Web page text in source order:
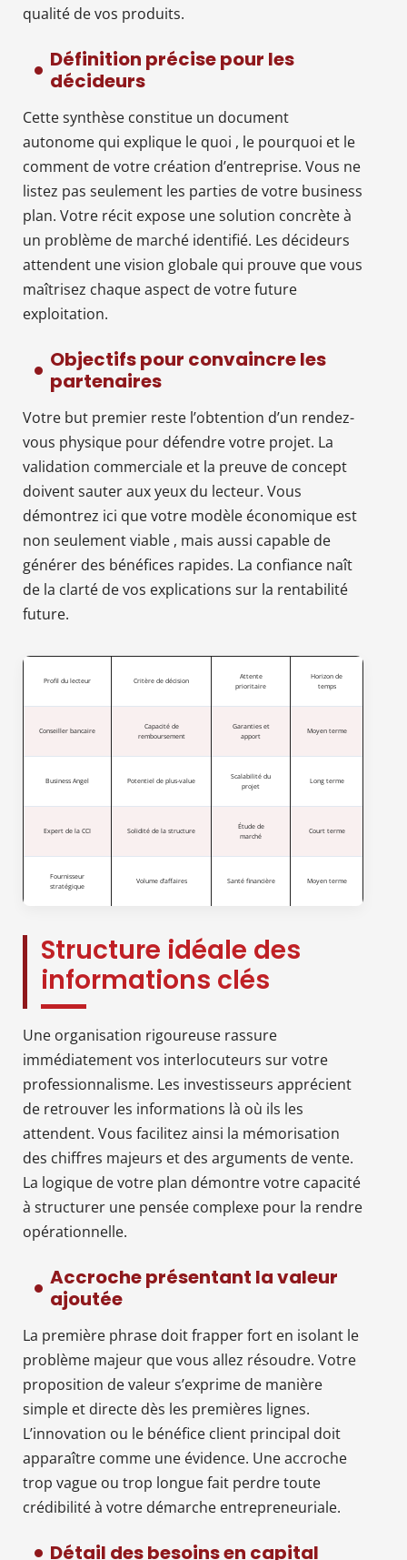
qualité de vos produits.
Définition précise pour les
décideurs
Cette synthèse constitue un document
autonome qui explique le quoi , le pourquoi et le
comment de votre création d’entreprise. Vous ne
listez pas seulement les parties de votre business
plan. Votre récit expose une solution concrète à
un problème de marché identifié. Les décideurs
attendent une vision globale qui prouve que vous
maîtrisez chaque aspect de votre future
exploitation.
Objectifs pour convaincre les
partenaires
Votre but premier reste l’obtention d’un rendez-
vous physique pour défendre votre projet. La
validation commerciale et la preuve de concept
doivent sauter aux yeux du lecteur. Vous
démontrez ici que votre modèle économique est
non seulement viable , mais aussi capable de
générer des bénéfices rapides. La confiance naît
de la clarté de vos explications sur la rentabilité
future.
Profil du lecteur Critère de décision
Attente
prioritaire
Horizon de
temps
Conseiller bancaire
Capacité de
remboursement
Garanties et
apport
Moyen terme
Business Angel Potentiel de plus-value
Scalabilité du
projet
Long terme
Expert de la CCI Solidité de la structure
Étude de
marché
Court terme
Fournisseur
stratégique
Volume d’affaires Santé financière Moyen terme
Structure idéale des
informations clés
Une organisation rigoureuse rassure
immédiatement vos interlocuteurs sur votre
professionnalisme. Les investisseurs apprécient
de retrouver les informations là où ils les
attendent. Vous facilitez ainsi la mémorisation
des chiffres majeurs et des arguments de vente.
La logique de votre plan démontre votre capacité
à structurer une pensée complexe pour la rendre
opérationnelle.
Accroche présentant la valeur
ajoutée
La première phrase doit frapper fort en isolant le
problème majeur que vous allez résoudre. Votre
proposition de valeur s’exprime de manière
simple et directe dès les premières lignes.
L’innovation ou le bénéfice client principal doit
apparaître comme une évidence. Une accroche
trop vague ou trop longue fait perdre toute
crédibilité à votre démarche entrepreneuriale.
Détail des besoins en capital